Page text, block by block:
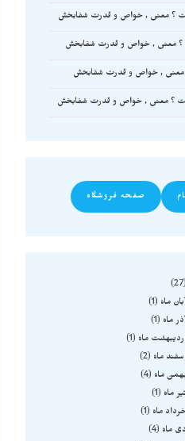
؟ معنی , خواص و قدرت شفابخش
معنی , خواص و قدرت شفابخش
معنی , خواص و قدرت شفابخش
؟ معنی , خواص و قدرت شفابخش
صفحه فروشگاه
27
ماه
1
ماه
1
ماه
1
ماه
2
ماه
4
ماه
1
ماه
1
ماه
4